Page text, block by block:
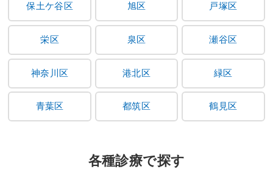
保土ケ谷区 旭区 戸塚区
栄区 泉区 瀬谷区
神奈川区 港北区 緑区
青葉区 都筑区 鶴見区
各種診療で探す